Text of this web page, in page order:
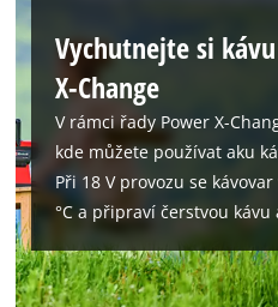
Vychutnejte si
X-Change
V rámci řady Power X-
kde můžete používat aku
Při 18 V provozu se
°C a připraví čerstvou